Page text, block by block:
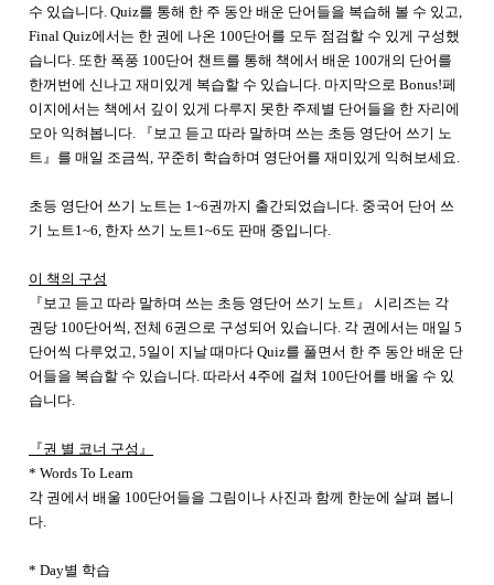
수 있습니다. Quiz를 통해 한 주 동안 배운 단어들을 복습해 볼 수 있고,
Final Quiz에서는 한 권에 나온 100단어를 모두 점검할 수 있게 구성했
습니다. 또한 폭풍 100단어 챈트를 통해 책에서 배운 100개의 단어를
한꺼번에 신나고 재미있게 복습할 수 있습니다. 마지막으로 Bonus!페
이지에서는 책에서 깊이 있게 다루지 못한 주제별 단어들을 한 자리에
모아 익혀봅니다. 『보고 듣고 따라 말하며 쓰는 초등 영단어 쓰기 노
트』를 매일 조금씩, 꾸준히 학습하며 영단어를 재미있게 익혀보세요.
초등 영단어 쓰기 노트는 1~6권까지 출간되었습니다. 중국어 단어 쓰
기 노트1~6, 한자 쓰기 노트1~6도 판매 중입니다.
이 책의 구성
『보고 듣고 따라 말하며 쓰는 초등 영단어 쓰기 노트』 시리즈는 각
권당 100단어씩, 전체 6권으로 구성되어 있습니다. 각 권에서는 매일 5
단어씩 다루었고, 5일이 지날 때마다 Quiz를 풀면서 한 주 동안 배운 단
어들을 복습할 수 있습니다. 따라서 4주에 걸쳐 100단어를 배울 수 있
습니다.
『권 별 코너 구성』
* Words To Learn
각 권에서 배울 100단어들을 그림이나 사진과 함께 한눈에 살펴 봅니
다.
* Day별 학습